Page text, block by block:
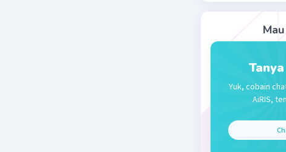
Jadi,
Yuk, cobain
AiRIS,